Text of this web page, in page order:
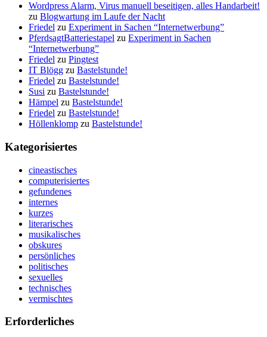
Wordpress Alarm, Virus manuell beseitigen, alles Handarbeit!
zu Blogwartung im Laufe der Nacht
Friedel zu Experiment in Sachen “Internetwerbung”
PferdsagtBatteriestapel zu Experiment in Sachen
“Internetwerbung”
Friedel zu Pingtest
IT Blögg zu Bastelstunde!
Friedel zu Bastelstunde!
Susi zu Bastelstunde!
Hämpel zu Bastelstunde!
Friedel zu Bastelstunde!
Höllenklomp zu Bastelstunde!
Kategorisiertes
cineastisches
computerisiertes
gefundenes
internes
kurzes
literarisches
musikalisches
obskures
persönliches
politisches
sexuelles
technisches
vermischtes
Erforderliches